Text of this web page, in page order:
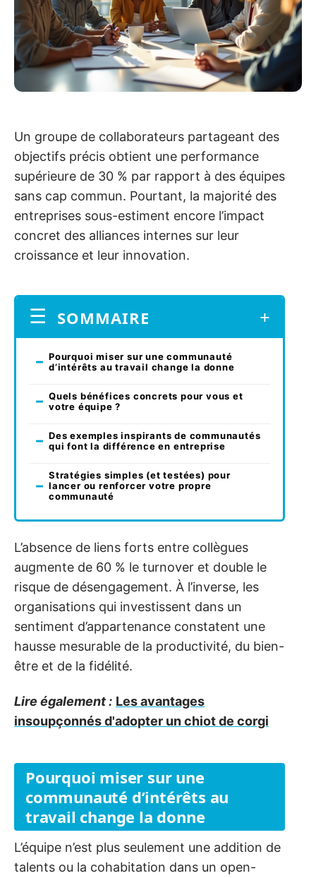
Un groupe de collaborateurs partageant des
objectifs précis obtient une performance
supérieure de 30 % par rapport à des équipes
sans cap commun. Pourtant, la majorité des
entreprises sous-estiment encore l’impact
concret des alliances internes sur leur
croissance et leur innovation.
SOMMAIRE
Pourquoi miser sur une communauté
d’intérêts au travail change la donne
Quels bénéfices concrets pour vous et
votre équipe ?
Des exemples inspirants de communautés
qui font la différence en entreprise
Stratégies simples (et testées) pour
lancer ou renforcer votre propre
communauté
L’absence de liens forts entre collègues
augmente de 60 % le turnover et double le
risque de désengagement. À l’inverse, les
organisations qui investissent dans un
sentiment d’appartenance constatent une
hausse mesurable de la productivité, du bien-
être et de la fidélité.
Lire également : Les avantages
insoupçonnés d'adopter un chiot de corgi
Pourquoi miser sur une
communauté d’intérêts au
travail change la donne
L’équipe n’est plus seulement une addition de
talents ou la cohabitation dans un open-